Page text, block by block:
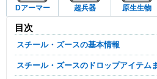
Dアーマー 超兵器 原生生物
目次
スチール・ズースの基本情報
スチール・ズースのドロップアイテム